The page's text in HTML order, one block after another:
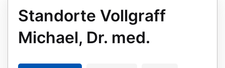
Standorte Vollgraff
Michael, Dr. med.